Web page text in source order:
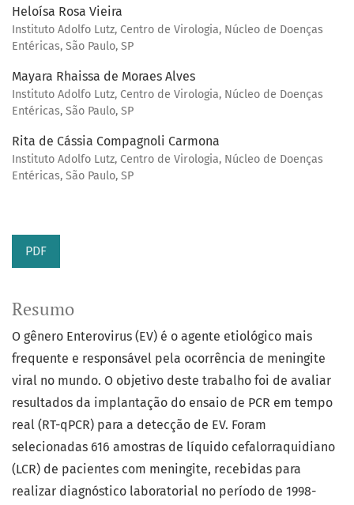
Heloísa Rosa Vieira
Instituto Adolfo Lutz, Centro de Virologia, Núcleo de Doenças
Entéricas, São Paulo, SP
Mayara Rhaissa de Moraes Alves
Instituto Adolfo Lutz, Centro de Virologia, Núcleo de Doenças
Entéricas, São Paulo, SP
Rita de Cássia Compagnoli Carmona
Instituto Adolfo Lutz, Centro de Virologia, Núcleo de Doenças
Entéricas, São Paulo, SP
PDF
Resumo
O gênero Enterovirus (EV) é o agente etiológico mais
frequente e responsável pela ocorrência de meningite
viral no mundo. O objetivo deste trabalho foi de avaliar
resultados da implantação do ensaio de PCR em tempo
real (RT-qPCR) para a detecção de EV. Foram
selecionadas 616 amostras de líquido cefalorraquidiano
(LCR) de pacientes com meningite, recebidas para
realizar diagnóstico laboratorial no período de 1998-